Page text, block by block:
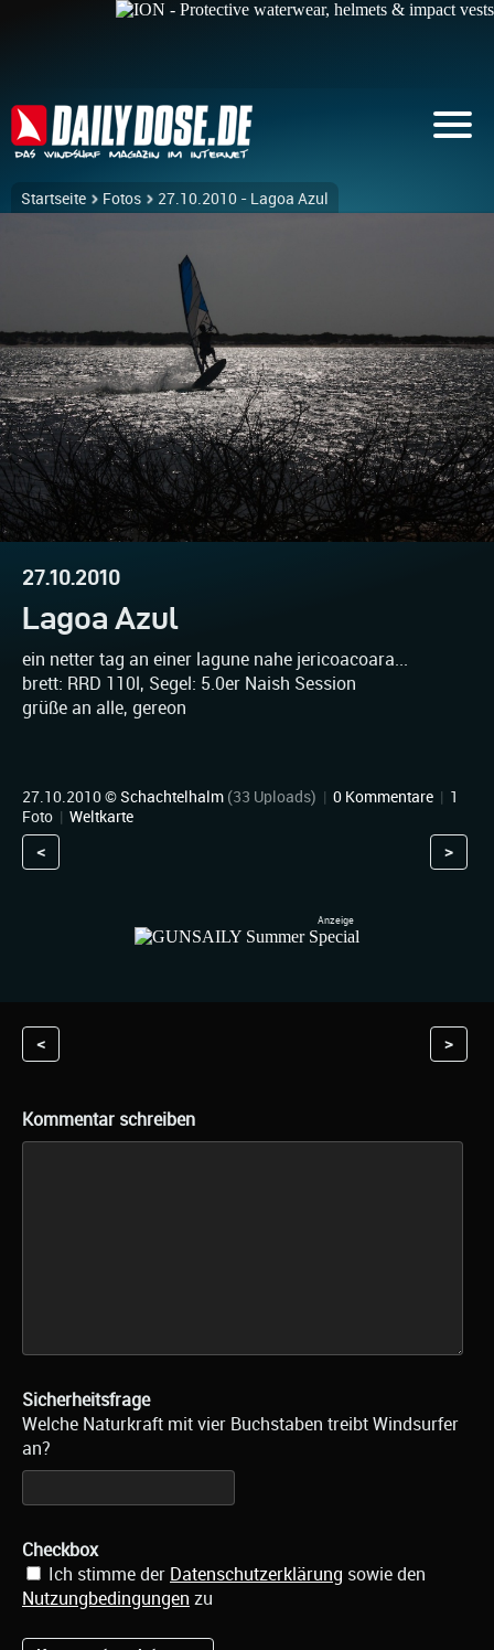
Startseite Fotos 27.10.2010 - Lagoa Azul
27.10.2010
Lagoa Azul
ein netter tag an einer lagune nahe jericoacoara...
brett: RRD 110l, Segel: 5.0er Naish Session
grüße an alle, gereon
27.10.2010 ©Schachtelhalm (33 Uploads) | 0 Kommentare | 1
Foto | Weltkarte
< >
< >
Kommentar schreiben
Sicherheitsfrage
Welche Naturkraft mit vier Buchstaben treibt Windsurfer
an?
Checkbox
Ich stimme der Datenschutzerklärung sowie den
Nutzungbedingungen zu